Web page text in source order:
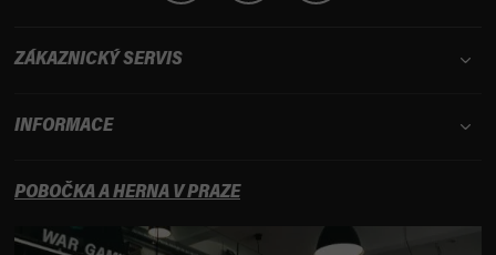
ZÁKAZNICKÝ SERVIS
INFORMACE
POBOČKA A HERNA V PRAZE